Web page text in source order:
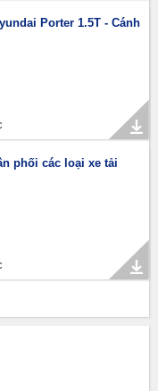
Porter 1.5T - Cánh
phối các loại xe tải